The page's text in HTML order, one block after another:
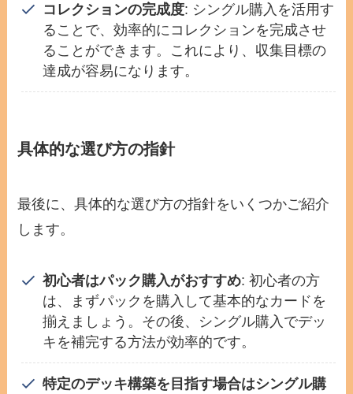
コレクションの完成度: シングル購入を活用す
ることで、効率的にコレクションを完成させ
ることができます。これにより、収集目標の
達成が容易になります。
具体的な選び方の指針
最後に、具体的な選び方の指針をいくつかご紹介
します。
初心者はパック購入がおすすめ: 初心者の方
は、まずパックを購入して基本的なカードを
揃えましょう。その後、シングル購入でデッ
キを補完する方法が効率的です。
特定のデッキ構築を目指す場合はシングル購